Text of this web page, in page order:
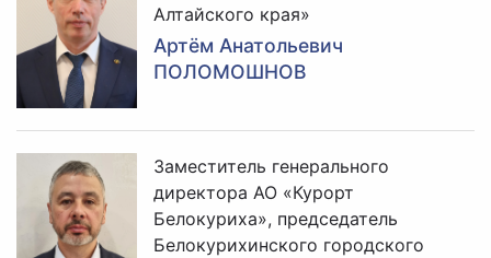
Алтайского края»
Артём Анатольевич
ПОЛОМОШНОВ
Заместитель генерального
директора АО «Курорт
Белокуриха», председатель
Белокурихинского городского